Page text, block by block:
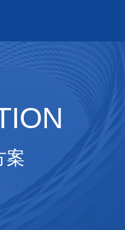
案